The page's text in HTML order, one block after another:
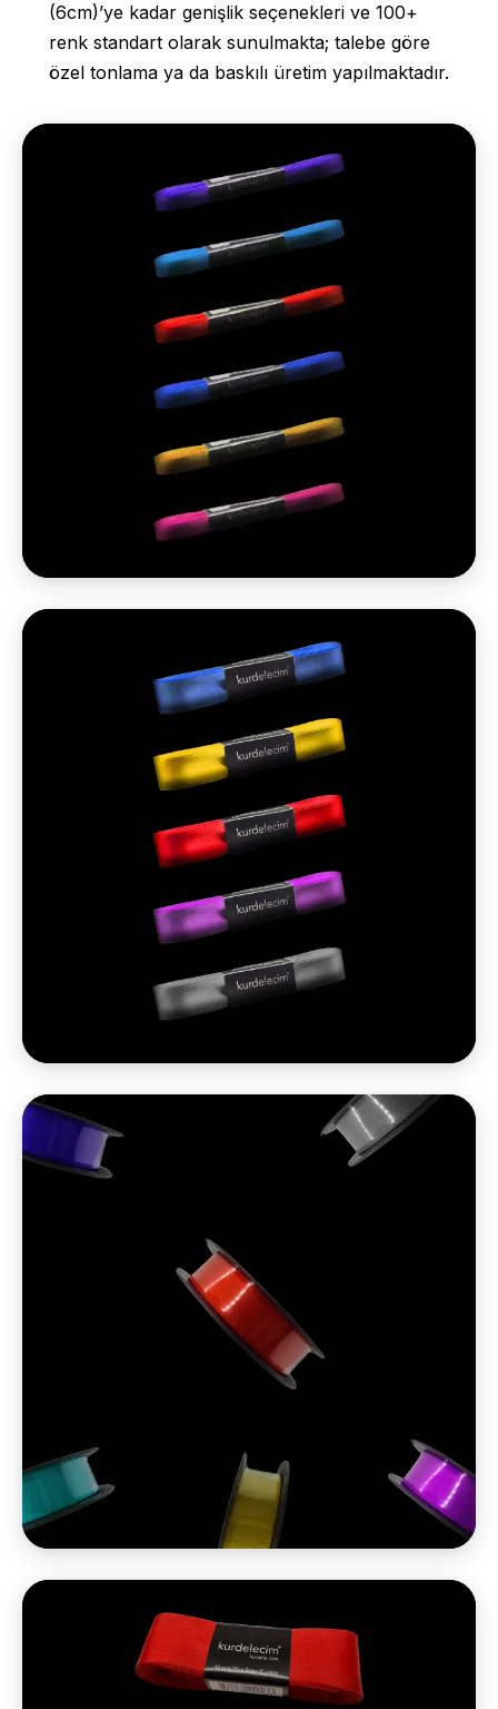
(6cm)’ye kadar genişlik seçenekleri ve 100+
renk standart olarak sunulmakta; talebe göre
özel tonlama ya da baskılı üretim yapılmaktadır.
1 cm 10 m Saten
₺110 / paket2026 Q2 · KDV hariç
2 cm 10 m Saten
Davetiye ve paketlemede tam kararında.
₺110 / paket
2.5 cm 30 m Saten
Çiçekçilikte efsane standart.
₺80 / adet 2026 Q2 · KDV hariç
Seçimlere Ekle +